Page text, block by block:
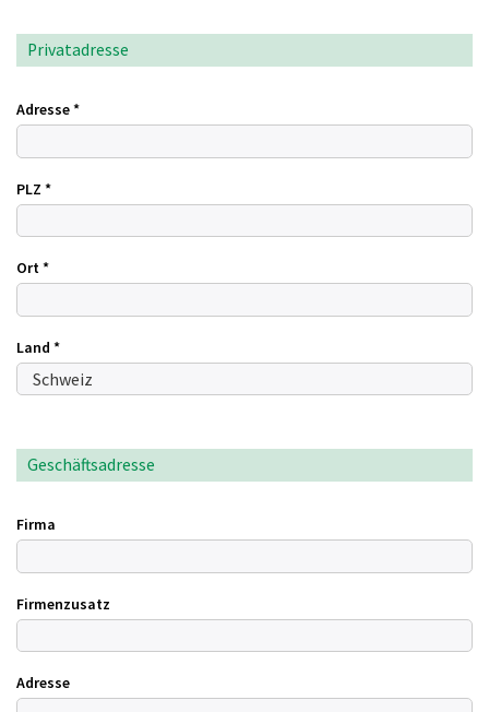
Privatadresse
Adresse*
PLZ *
Ort*
Land *
Geschäftsadresse
Firma
Firmenzusatz
Adresse